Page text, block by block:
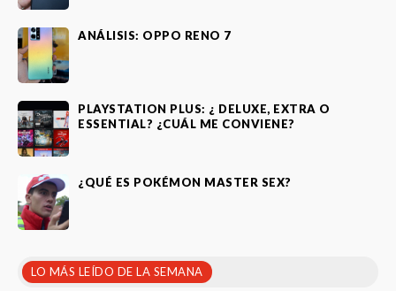
ANÁLISIS: OPPO RENO 7
PLAYSTATION PLUS: ¿ DELUXE, EXTRA O
ESSENTIAL? ¿CUÁL ME CONVIENE?
¿QUÉ ES POKÉMON MASTER SEX?
LO MÁS LEÍDO DE LA SEMANA